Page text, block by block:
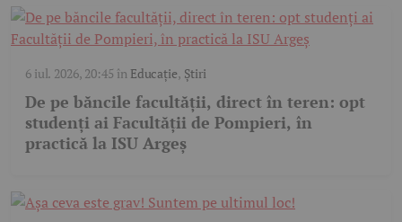
6 iul. 2026, 20:45 în Educație, Știri
De pe băncile facultății, direct în teren: opt
studenți ai Facultății de Pompieri, în
practică la ISU Argeș